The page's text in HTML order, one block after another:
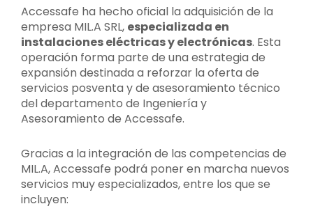
Accessafe ha hecho oficial la adquisición de la
empresa MIL.A SRL, especializada en
instalaciones eléctricas y electrónicas. Esta
operación forma parte de una estrategia de
expansión destinada a reforzar la oferta de
servicios posventa y de asesoramiento técnico
del departamento de Ingeniería y
Asesoramiento de Accessafe.
Gracias a la integración de las competencias de
MIL.A, Accessafe podrá poner en marcha nuevos
servicios muy especializados, entre los que se
incluyen: